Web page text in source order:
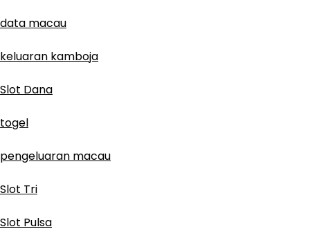
data macau
keluaran kamboja
Slot Dana
togel
pengeluaran macau
Slot Tri
Slot Pulsa